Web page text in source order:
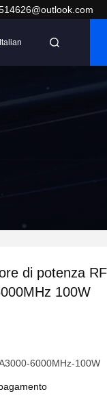
Italian
di potenza
100W
6000MHz-100W